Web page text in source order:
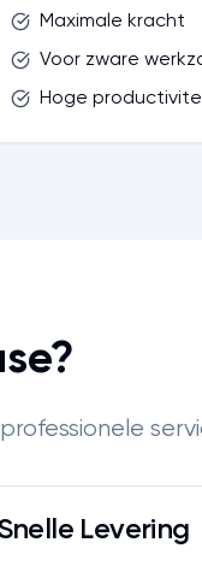
Maximale kracht
Voor zware
Hoge
Levering